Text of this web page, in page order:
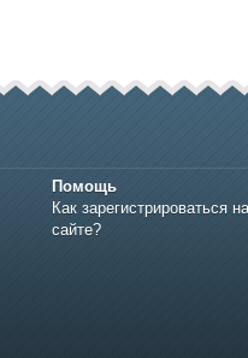
Помощь
Как зарегистрироваться на
сайте?